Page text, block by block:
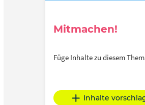
Mitmachen!
Füge Inhalte zu diesem
Inhalte